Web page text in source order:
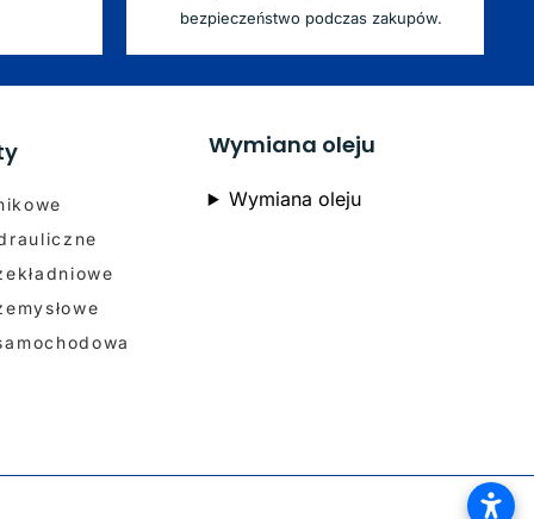
bezpieczeństwo podczas zakupów.
Wymiana oleju
Wymiana oleju